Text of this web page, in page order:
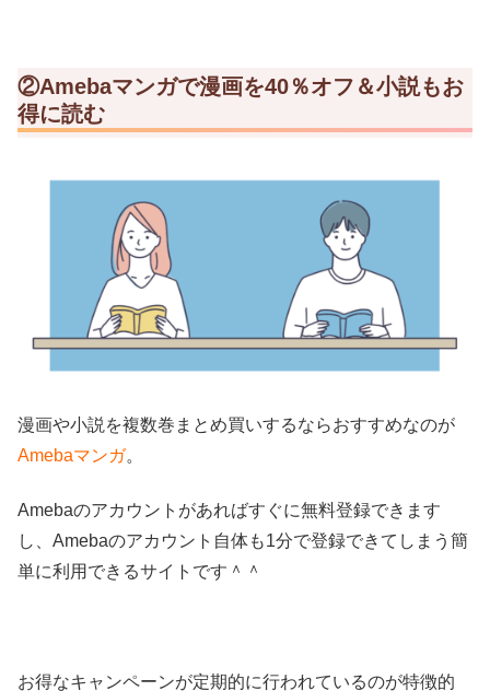
②Amebaマンガで漫画を40％オフ＆小説もお
得に読む
漫画や小説を複数巻まとめ買いするならおすすめなのが
Amebaマンガ。
Amebaのアカウントがあればすぐに無料登録できます
し、Amebaのアカウント自体も1分で登録できてしまう簡
単に利用できるサイトです＾＾
お得なキャンペーンが定期的に行われているのが特徴的